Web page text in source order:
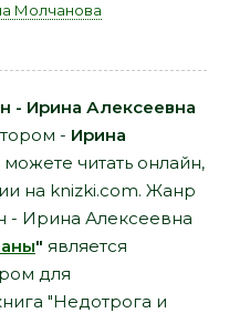
Молчанова
- Ирина Алексеевна
- Ирина
читать онлайн,
на knizki.com. Жанр
- Ирина Алексеевна
" является
для
"Недотрога и